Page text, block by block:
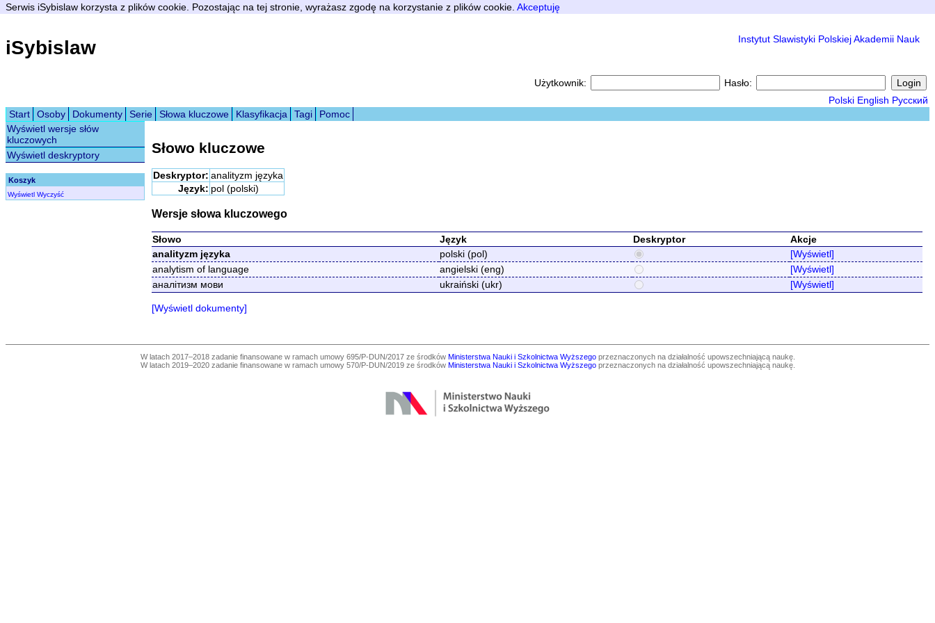
Serwis iSybislaw korzysta z plików cookie. Pozostając na tej stronie, wyrażasz zgodę na korzystanie z plików cookie. Akceptuję
iSybislaw Instytut Slawistyki Polskiej Akademii Nauk
Użytkownik:
Hasło:
Polski English Русский
Start
Osoby Dokumenty Serie Słowa kluczowe Klasyfikacja Tagi
Pomoc
Wyświetl wersje słów
kluczowych
Wyświetl deskryptory
Koszyk
Wyświetl Wyczyść
Słowo kluczowe
Deskryptor: analityzm języka
Język: pol (polski)
Wersje słowa kluczowego
Słowo Język Deskryptor
Akcje
analityzm języka
polski (pol)
[Wyświetl]
analytism of language
angielski (eng)
[Wyświetl]
аналітизм мови
ukraiński (ukr) [Wyświetl]
[Wyświetl dokumenty]
W latach 2017–2018 zadanie finansowane w ramach umowy 695/P-DUN/2017 ze środków Ministerstwa Nauki i Szkolnictwa Wyższegoprzeznaczonych na działalność upowszechniającą naukę.
W latach 2019–2020 zadanie finansowane w ramach umowy 570/P-DUN/2019 ze środków Ministerstwa Nauki i Szkolnictwa Wyższegoprzeznaczonych na działalność upowszechniającą naukę.